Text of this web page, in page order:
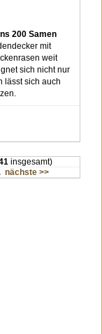
200 Samen
mit
weit
sich nicht nur
lässt sich auch
insgesamt)
nächste >>